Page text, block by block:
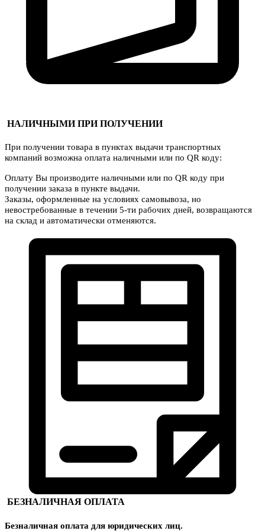
НАЛИЧНЫМИ ПРИ ПОЛУЧЕНИИ
При получении товара в пунктах выдачи транспортных
компаний возможна оплата наличными или по QR коду:
Оплату Вы производите наличными или по QR коду при
получении заказа в пункте выдачи.
Заказы, оформленные на условиях самовывоза, но
невостребованные в течении 5-ти рабочих дней, возвращаются
на склад и автоматически отменяются.
БЕЗНАЛИЧНАЯ ОПЛАТА
Безналичная оплата для юридических лиц.